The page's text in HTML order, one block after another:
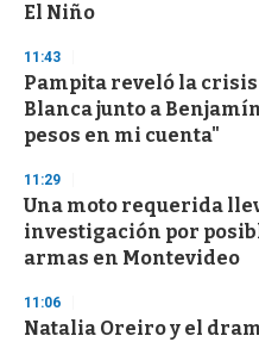
El Niño
11:43
Pampita reveló la
Blanca junto a
pesos en mi cuenta"
11:29
Una moto requerida
investigación por
armas en Montevideo
11:06
Natalia Oreiro y el